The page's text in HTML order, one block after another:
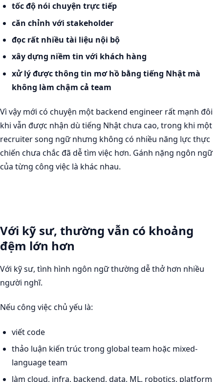
tốc độ nói chuyện trực tiếp
căn chỉnh với stakeholder
đọc rất nhiều tài liệu nội bộ
xây dựng niềm tin với khách hàng
xử lý được thông tin mơ hồ bằng tiếng Nhật mà
không làm chậm cả team
Vì vậy mới có chuyện một backend engineer rất mạnh đôi
khi vẫn được nhận dù tiếng Nhật chưa cao, trong khi một
recruiter song ngữ nhưng không có nhiều năng lực thực
chiến chưa chắc đã dễ tìm việc hơn. Gánh nặng ngôn ngữ
của từng công việc là khác nhau.
Với kỹ sư, thường vẫn có khoảng
đệm lớn hơn
Với kỹ sư, tình hình ngôn ngữ thường dễ thở hơn nhiều
người nghĩ.
Nếu công việc chủ yếu là:
viết code
thảo luận kiến trúc trong global team hoặc mixed-
language team
làm cloud, infra, backend, data, ML, robotics, platform